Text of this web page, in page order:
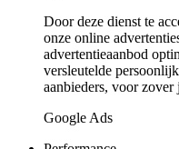
Door deze dienst te
onze online
advertentieaanbod
versleutelde
aanbieders, voor
Google Ads